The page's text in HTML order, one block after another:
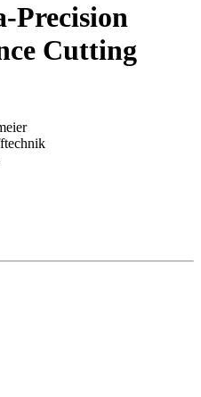
Precision
Cutting